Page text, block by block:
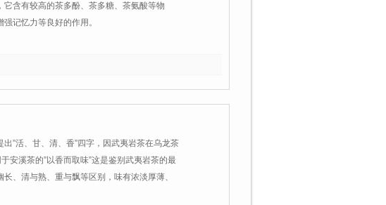
含有较高的茶多酚、茶多糖、茶氨酸等物
记忆力等良好的作用。
”活、甘、清、香”四字，因武夷岩茶在乌龙茶
安溪茶的”以香而取味”这是鉴别武夷岩茶的最
、清与熟、重与飘等区别，味有浓淡厚薄、